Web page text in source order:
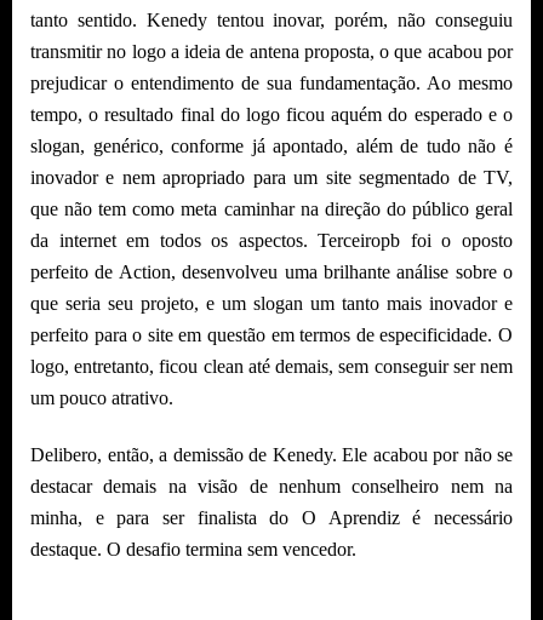
tanto sentido. Kenedy tentou inovar, porém, não conseguiu
transmitir no logo a ideia de antena proposta, o que acabou por
prejudicar o entendimento de sua fundamentação. Ao mesmo
tempo, o resultado final do logo ficou aquém do esperado e o
slogan, genérico, conforme já apontado, além de tudo não é
inovador e nem apropriado para um site segmentado de TV,
que não tem como meta caminhar na direção do público geral
da internet em todos os aspectos. Terceiropb foi o oposto
perfeito de Action, desenvolveu uma brilhante análise sobre o
que seria seu projeto, e um slogan um tanto mais inovador e
perfeito para o site em questão em termos de especificidade. O
logo, entretanto, ficou clean até demais, sem conseguir ser nem
um pouco atrativo.
Delibero, então, a demissão de Kenedy. Ele acabou por não se
destacar demais na visão de nenhum conselheiro nem na
minha, e para ser finalista do O Aprendiz é necessário
destaque. O desafio termina sem vencedor.